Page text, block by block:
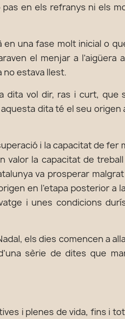
en els refranys ni els
una fase molt inicial o
el menjar a l'aigüera
no estava llest.
dita vol dir, ras i curt, que
dita té el seu origen
i la capacitat de fer
valor la capacitat de
va prosperar
en l’etapa posterior a
i unes condicions
els dies comencen a
sèrie de dites que
i plenes de vida, fins i